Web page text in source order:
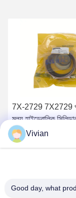
56B-16-11190
56B1611190 সরবরাহ
যন্ত্রাংশ হাইড্রোলিক তেল
HM400-2 HM350-2
Vivian
Good day, what